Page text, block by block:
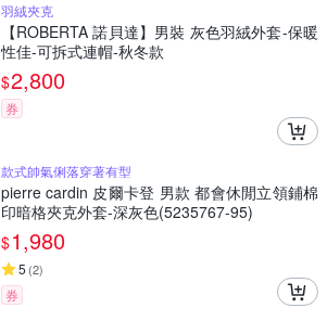
羽絨夾克
【ROBERTA 諾貝達】男裝 灰色羽絨外套-保暖
性佳-可拆式連帽-秋冬款
$2,800
券
款式帥氣俐落穿著有型
pierre cardin 皮爾卡登 男款 都會休閒立領鋪棉
印暗格夾克外套-深灰色(5235767-95)
$1,980
5 (2)
券